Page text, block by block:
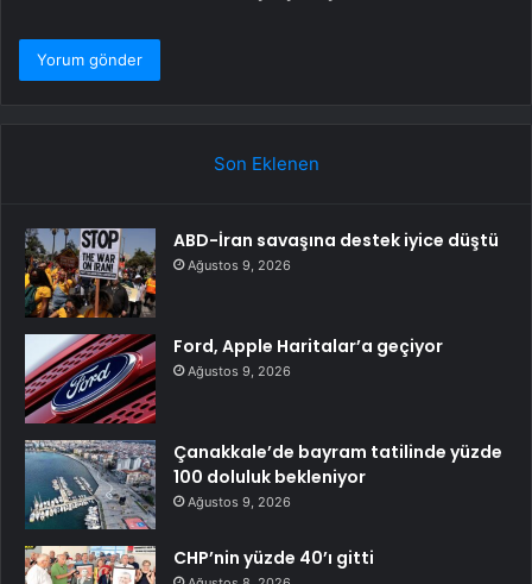
Son Eklenen
ABD-İran savaşına destek iyice düştü
Ağustos 9, 2026
Ford, Apple Haritalar’a geçiyor
Ağustos 9, 2026
Çanakkale’de bayram tatilinde yüzde
100 doluluk bekleniyor
Ağustos 9, 2026
CHP’nin yüzde 40’ı gitti